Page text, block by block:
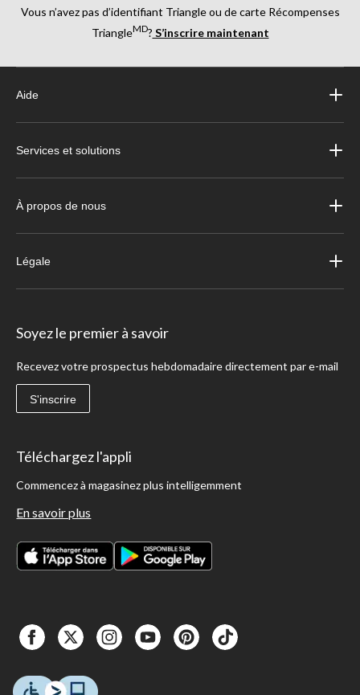
Vous n’avez pas d’identifiant Triangle ou de carte Récompenses
TriangleMD? S’inscrire maintenant
Aide
Services et solutions
À propos de nous
Légale
Soyez le premier à savoir
Recevez votre prospectus hebdomadaire directement par e-mail
S'inscrire
Téléchargez l'appli
Commencez à magasinez plus intelligemment
En savoir plus